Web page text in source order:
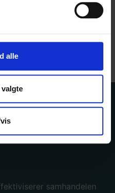
alle
Bogportalen
samhandelen